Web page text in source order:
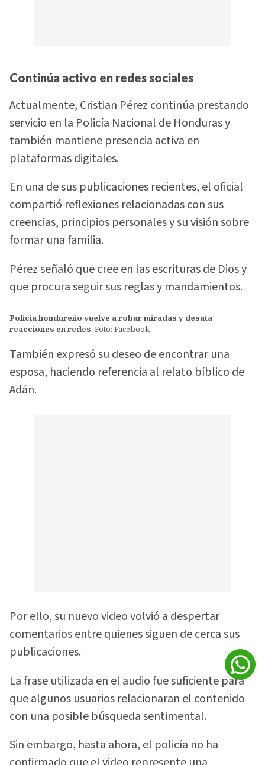
Continúa activo en redes sociales
Actualmente, Cristian Pérez continúa prestando
servicio en la Policía Nacional de Honduras y
también mantiene presencia activa en
plataformas digitales.
En una de sus publicaciones recientes, el oficial
compartió reflexiones relacionadas con sus
creencias, principios personales y su visión sobre
formar una familia.
Pérez señaló que cree en las escrituras de Dios y
que procura seguir sus reglas y mandamientos.
Policía hondureño vuelve a robar miradas y desata
reacciones en redes. Foto: Facebook
También expresó su deseo de encontrar una
esposa, haciendo referencia al relato bíblico de
Adán.
Por ello, su nuevo video volvió a despertar
comentarios entre quienes siguen de cerca sus
publicaciones.
La frase utilizada en el audio fue suficiente para
que algunos usuarios relacionaran el contenido
con una posible búsqueda sentimental.
Sin embargo, hasta ahora, el policía no ha